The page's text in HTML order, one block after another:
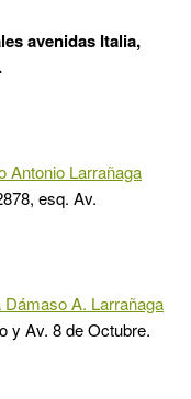
avenidas Italia,
Antonio Larrañaga
esq. Av.
Dámaso A. Larrañaga
y Av. 8 de Octubre.